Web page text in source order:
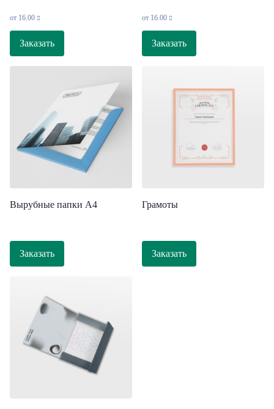
от 16.00
Заказать
от 16.00
Заказать
Вырубные папки А4
Заказать
Грамоты
Заказать